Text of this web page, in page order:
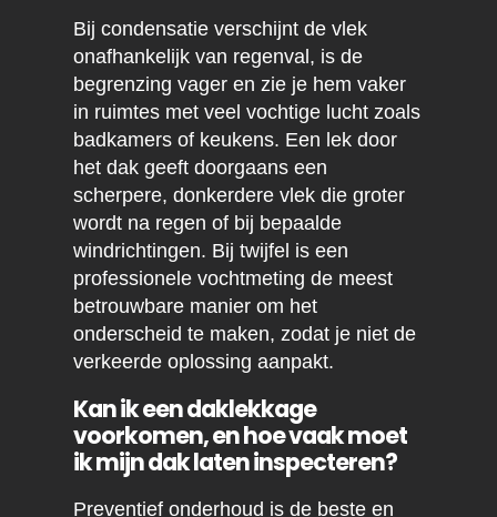
Bij condensatie verschijnt de vlek
onafhankelijk van regenval, is de
begrenzing vager en zie je hem vaker
in ruimtes met veel vochtige lucht zoals
badkamers of keukens. Een lek door
het dak geeft doorgaans een
scherpere, donkerdere vlek die groter
wordt na regen of bij bepaalde
windrichtingen. Bij twijfel is een
professionele vochtmeting de meest
betrouwbare manier om het
onderscheid te maken, zodat je niet de
verkeerde oplossing aanpakt.
Kan ik een daklekkage
voorkomen, en hoe vaak moet
ik mijn dak laten inspecteren?
Preventief onderhoud is de beste en